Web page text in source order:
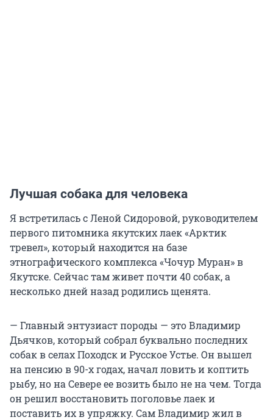
Лучшая собака для человека
Я встретилась с Леной Сидоровой, руководителем
первого питомника якутских лаек «Арктик
тревел», который находится на базе
этнографического комплекса «Чочур Муран» в
Якутске. Сейчас там живет почти 40 собак, а
несколько дней назад родились щенята.
— Главный энтузиаст породы — это Владимир
Дьячков, который собрал буквально последних
собак в селах Походск и Русское Устье. Он вышел
на пенсию в 90-х годах, начал ловить и коптить
рыбу, но на Севере ее возить было не на чем. Тогда
он решил восстановить поголовье лаек и
поставить их в упряжку. Сам Владимир жил в